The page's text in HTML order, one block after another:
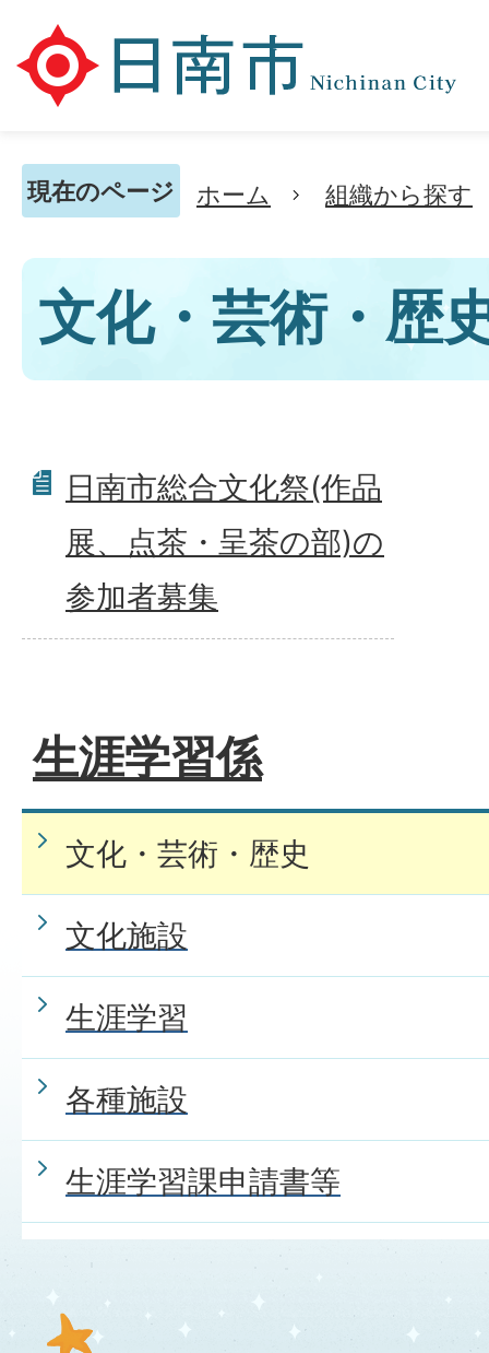
現在のページ ホーム 組織から探す
文化・芸術・歴
日南市総合文化祭(作品
展、点茶・呈茶の部)の
参加者募集
生涯学習係
文化・芸術・歴史
文化施設
生涯学習
各種施設
生涯学習課申請書等